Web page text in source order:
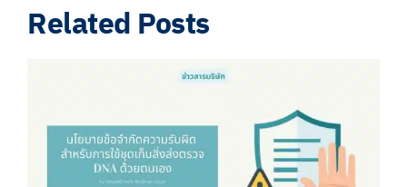
Related Posts